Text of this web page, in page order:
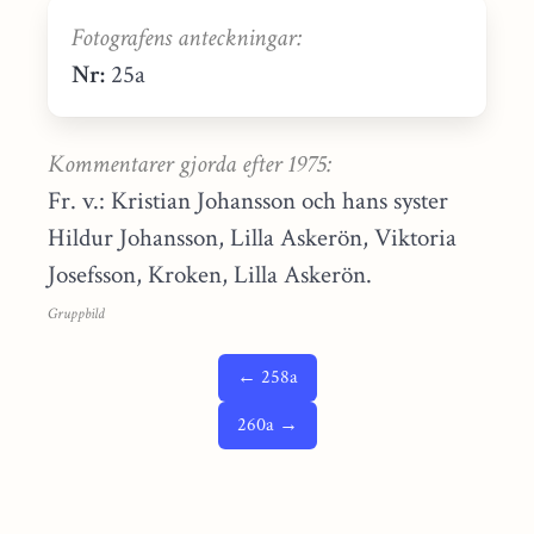
Fotografens anteckningar:
Nr: 25a
Kommentarer gjorda efter 1975:
Fr. v.: Kristian Johansson och hans syster
Hildur Johansson, Lilla Askerön, Viktoria
Josefsson, Kroken, Lilla Askerön.
Gruppbild
← 258a
260a →